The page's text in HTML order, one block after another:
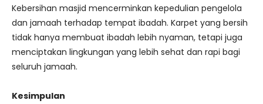
Kebersihan masjid mencerminkan kepedulian pengelola
dan jamaah terhadap tempat ibadah. Karpet yang bersih
tidak hanya membuat ibadah lebih nyaman, tetapi juga
menciptakan lingkungan yang lebih sehat dan rapi bagi
seluruh jamaah.
Kesimpulan